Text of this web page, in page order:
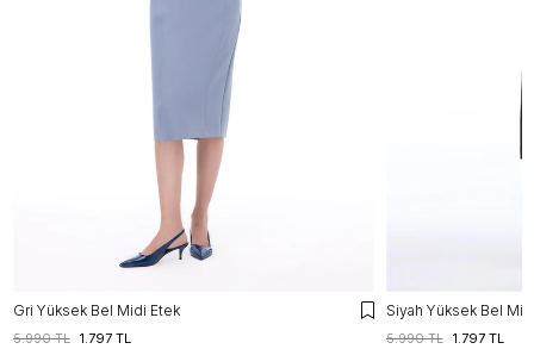
Gri Yüksek Bel Midi Etek
1.797 TL
5.990 TL
Siyah Yüksek Bel
1.797 TL
5.990 TL